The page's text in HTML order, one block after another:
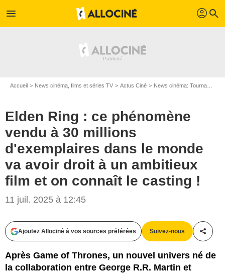
menu profil search
Accueil News cinéma, films et séries TV Actus Ciné News cinéma: Tournages
Elden Ring : ce phénomène
vendu à 30 millions
d'exemplaires dans le monde
va avoir droit à un ambitieux
film et on connaît le casting !
11 juil. 2025 à 12:45
Ajoutez Allociné à vos sources préférées Suivez-nous
Après Game of Thrones, un nouvel univers né de
la collaboration entre George R.R. Martin et